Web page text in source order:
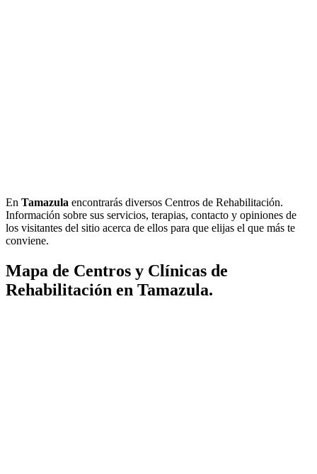
En Tamazula encontrarás diversos Centros de Rehabilitación.
Información sobre sus servicios, terapias, contacto y opiniones de
los visitantes del sitio acerca de ellos para que elijas el que más te
conviene.
Mapa de Centros y Clínicas de
Rehabilitación en Tamazula.